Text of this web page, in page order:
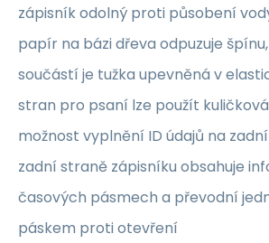
zápisník odolný proti působení
papír na bázi dřeva odpuzuje
součástí je tužka upevněná v
stran pro psaní lze použít
možnost vyplnění ID údajů na
zadní straně zápisníku obsahuje
časových pásmech a převodní
páskem proti otevření